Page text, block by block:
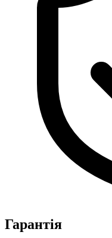
Гарантія